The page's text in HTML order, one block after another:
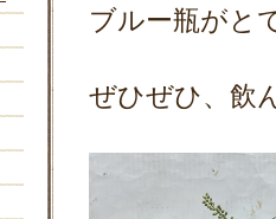
ブルー瓶がと
ぜひぜひ、飲